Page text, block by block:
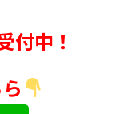
付中！